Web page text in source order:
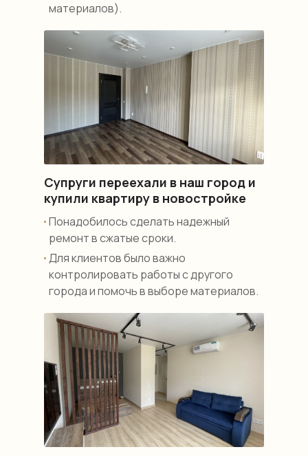
материалов).
Супруги переехали в наш город и
купили квартиру в новостройке
Понадобилось сделать надежный
ремонт в сжатые сроки.
Для клиентов было важно
контролировать работы с другого
города и помочь в выборе материалов.